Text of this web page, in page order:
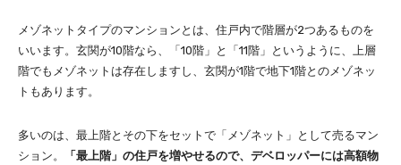
メゾネットタイプのマンションとは、住戸内で階層が2つあるものを
いいます。玄関が10階なら、「10階」と「11階」というように、上層
階でもメゾネットは存在しますし、玄関が1階で地下1階とのメゾネッ
トもあります。
多いのは、最上階とその下をセットで「メゾネット」として売るマン
ション。
「最上階」の住戸を増やせるので、デベロッパーには高額物